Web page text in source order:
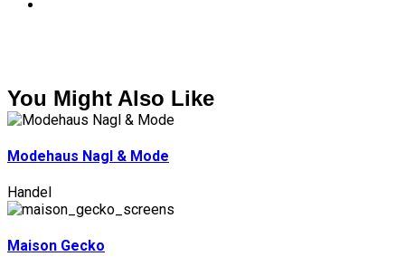
You Might Also Like
Modehaus Nagl & Mode
Handel
Maison Gecko